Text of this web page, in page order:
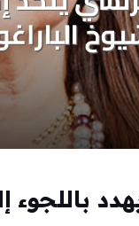
باللجوء